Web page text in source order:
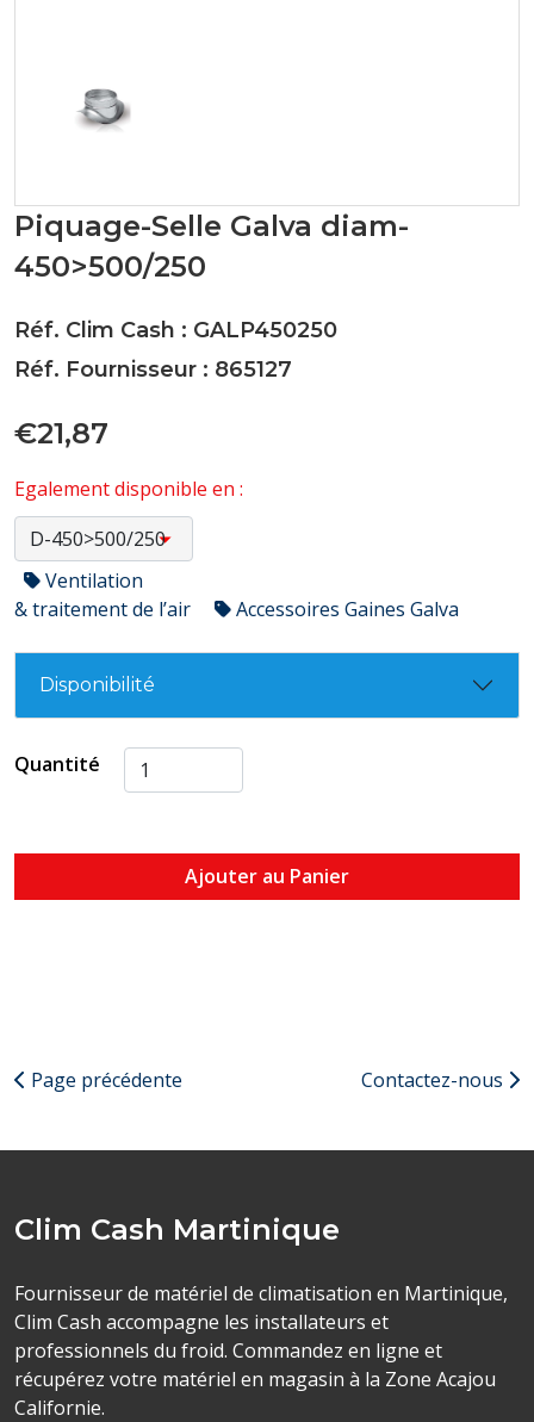
Piquage-Selle Galva diam-
450>500/250
Réf. Clim Cash : GALP450250
Réf. Fournisseur : 865127
€21,87
Egalement disponible en :
Ventilation
& traitement de l’air
Accessoires Gaines Galva
Disponibilité
Quantité
Ajouter au Panier
Page précédente Contactez-nous
Clim Cash Martinique
Fournisseur de matériel de climatisation en Martinique,
Clim Cash accompagne les installateurs et
professionnels du froid. Commandez en ligne et
récupérez votre matériel en magasin à la Zone Acajou
Californie.